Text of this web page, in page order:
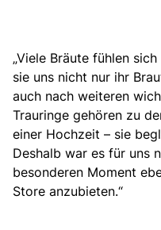
„Viele Bräute fühlen
sie uns nicht nur ihr
auch nach weiteren
Trauringe gehören zu
einer Hochzeit – sie
Deshalb war es für uns
besonderen Moment
Store anzubieten.“